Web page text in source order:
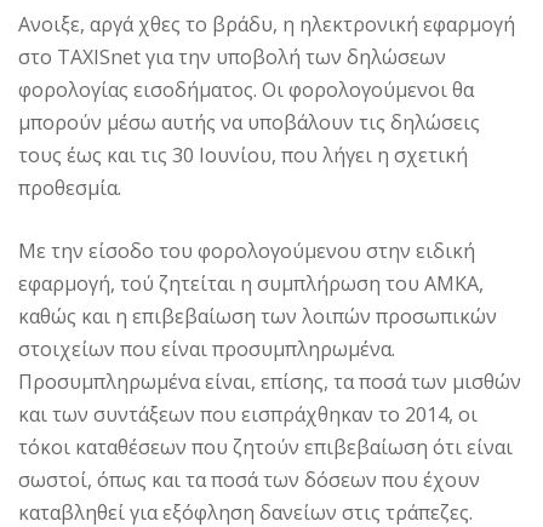
Aνοιξε, αργά χθες το βράδυ, η ηλεκτρονική εφαρμογή
στο TAXISnet για την υποβολή των δηλώσεων
φορολογίας εισοδήματος. Οι φορολογούμενοι θα
μπορούν μέσω αυτής να υποβάλουν τις δηλώσεις
τους έως και τις 30 Ιουνίου, που λήγει η σχετική
προθεσμία.
Με την είσοδο του φορολογούμενου στην ειδική
εφαρμογή, τού ζητείται η συμπλήρωση του ΑΜΚΑ,
καθώς και η επιβεβαίωση των λοιπών προσωπικών
στοιχείων που είναι προσυμπληρωμένα.
Προσυμπληρωμένα είναι, επίσης, τα ποσά των μισθών
και των συντάξεων που εισπράχθηκαν το 2014, οι
τόκοι καταθέσεων που ζητούν επιβεβαίωση ότι είναι
σωστοί, όπως και τα ποσά των δόσεων που έχουν
καταβληθεί για εξόφληση δανείων στις τράπεζες.